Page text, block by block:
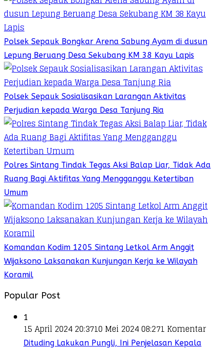
Polsek Sepauk Bongkar Arena Sabung Ayam di dusun
Lepung Beruang Desa Sekubang KM 38 Kayu Lapis
Polsek Sepauk Sosialisasikan Larangan Aktivitas
Perjudian kepada Warga Desa Tanjung Ria
Polres Sintang Tindak Tegas Aksi Balap Liar, Tidak Ada
Ruang Bagi Aktifitas Yang Mengganggu Ketertiban
Umum
Komandan Kodim 1205 Sintang Letkol Arm Anggit
Wijaksono Laksanakan Kunjungan Kerja ke Wilayah
Koramil
Popular Post
1
15 April 2024 20:3710 Mei 2024 08:271 Komentar
Dituding Lakukan Pungli, Ini Penjelasan Kepala